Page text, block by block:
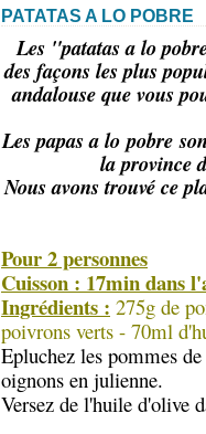
PATATAS A LO POBRE
Les "patatas a lo
des façons les plus
andalouse que vous
Les papas a lopobre
la province
Nous avons trouvé ce
Pour 2 personnes
Cuisson : 17min dans
Ingrédients : 275g de
poivrons verts - 70ml
Epluchez les pommes
oignons en julienne.
Versez de l'huile d'olive